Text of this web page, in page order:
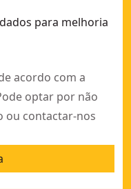
para melhoria
acordo com a
optar por não
ou contactar-nos